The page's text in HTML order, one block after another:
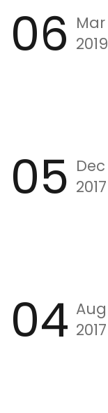
06 Mar
2019
05 Dec
2017
04 Aug
2017